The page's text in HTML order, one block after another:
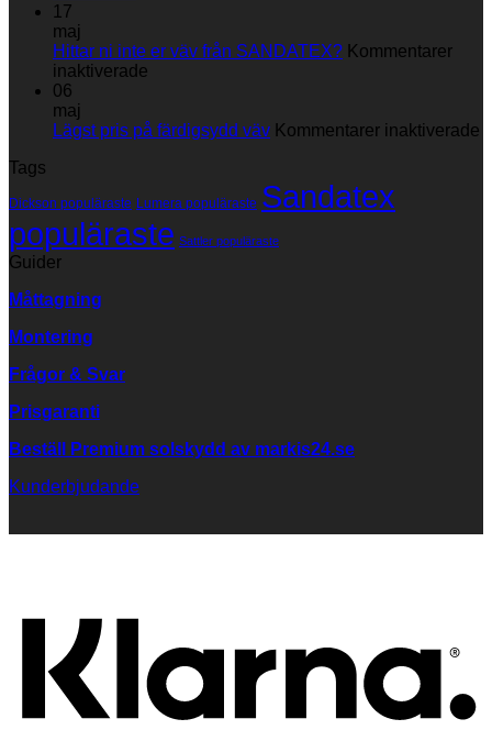
markisväv
17
maj
Hittar ni inte er väv från SANDATEX? Kommentarer
inaktiverade
inte
SANDATEX?
06
maj
Lägst pris på färdigsydd väv Kommentarer inaktiverade
Tags
Dickson populäraste Lumera populäraste Sandatex
populäraste Sattler populäraste
Guider
Måttagning
Montering
Frågor & Svar
Prisgaranti
Beställ Premium solskydd av markis24.se
Kunderbjudande